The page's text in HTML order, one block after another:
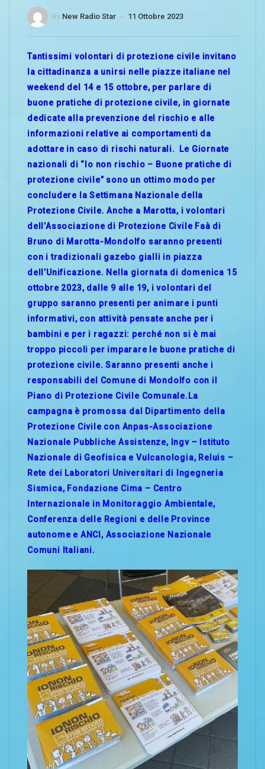
By New Radio Star -- 11 Ottobre 2023
Tantissimi volontari di protezione civile invitano
la cittadinanza a unirsi nelle piazze italiane nel
weekend del 14 e 15 ottobre, per parlare di
buone pratiche di protezione civile, in giornate
dedicate alla prevenzione del rischio e alle
informazioni relative ai comportamenti da
adottare in caso di rischi naturali. Le Giornate
nazionali di “Io non rischio – Buone pratiche di
protezione civile” sono un ottimo modo per
concludere la Settimana Nazionale della
Protezione Civile. Anche a Marotta, i volontari
dell’Associazione di Protezione Civile Faà di
Bruno di Marotta-Mondolfo saranno presenti
con i tradizionali gazebo gialli in piazza
dell’Unificazione. Nella giornata di domenica 15
ottobre 2023, dalle 9 alle 19, i volontari del
gruppo saranno presenti per animare i punti
informativi, con attività pensate anche per i
bambini e per i ragazzi: perché non si è mai
troppo piccoli per imparare le buone pratiche di
protezione civile. Saranno presenti anche i
responsabili del Comune di Mondolfo con il
Piano di Protezione Civile Comunale.La
campagna è promossa dal Dipartimento della
Protezione Civile con Anpas-Associazione
Nazionale Pubbliche Assistenze, Ingv – Istituto
Nazionale di Geofisica e Vulcanologia, Reluis –
Rete dei Laboratori Universitari di Ingegneria
Sismica, Fondazione Cima – Centro
Internazionale in Monitoraggio Ambientale,
Conferenza delle Regioni e delle Province
autonome e ANCI, Associazione Nazionale
Comuni Italiani.